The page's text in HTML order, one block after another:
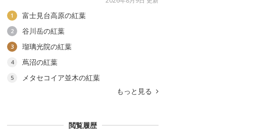
1 富士見台高原の紅葉
2 谷川岳の紅葉
3 瑠璃光院の紅葉
4 蔦沼の紅葉
5
メタセコイア並木の紅葉
もっと見る
閲覧履歴